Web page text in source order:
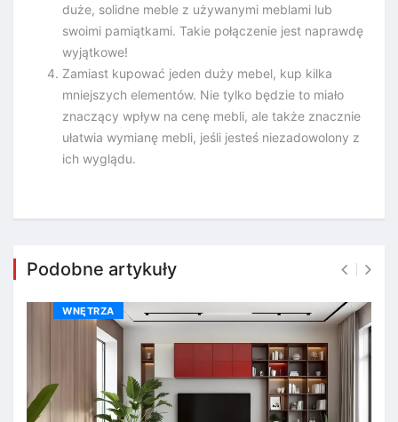
duże, solidne meble z używanymi meblami lub
swoimi pamiątkami. Takie połączenie jest naprawdę
wyjątkowe!
Zamiast kupować jeden duży mebel, kup kilka
mniejszych elementów. Nie tylko będzie to miało
znaczący wpływ na cenę mebli, ale także znacznie
ułatwia wymianę mebli, jeśli jesteś niezadowolony z
ich wyglądu.
Podobne artykuły
WNĘTRZA